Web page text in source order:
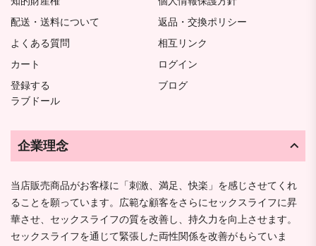
配送・送料について
返品・交換ポリシー
よくある質問
相互リンク
カート
ログイン
登録する
ブログ
ラブドール
企業理念
当店販売商品がお客様に「刺激、満足、快楽」を感じさせてくれ
ることを願っています。広範な顧客をさらにセックスライフに昇
華させ、セックスライフの質を改善し、持久力を向上させます。
セックスライフを通じて緊張した両性関係を改善がもらていま